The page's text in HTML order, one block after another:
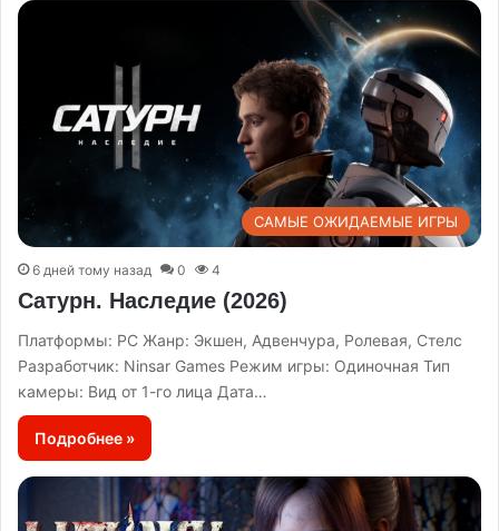
САМЫЕ ОЖИДАЕМЫЕ ИГРЫ
6 дней тому назад 0 4
Сатурн. Наследие (2026)
Платформы: PC Жанр: Экшен, Адвенчура, Ролевая, Стелс
Разработчик: Ninsar Games Режим игры: Одиночная Тип
камеры: Вид от 1-го лица Дата…
Подробнее »